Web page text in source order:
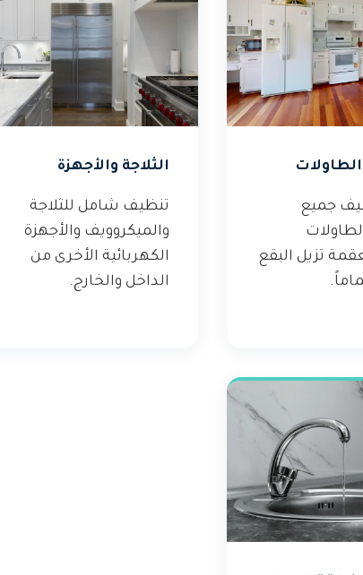
جميع
تزيل البقع
الثلاجة والأجهزة
تنظيف شامل للثلاجة
والميكروويف والأجهزة
الكهربائية الأخرى من
الداخل والخارج.